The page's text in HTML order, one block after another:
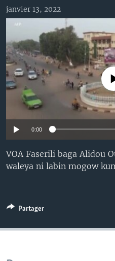
la
FARAFINA FOLI
Learning English
SUIVEZ-NOUS
Langues
janvier 13, 2022
No media
0:00
VOA Faserili baga Alidou
waleya ni labin mogow
Partager